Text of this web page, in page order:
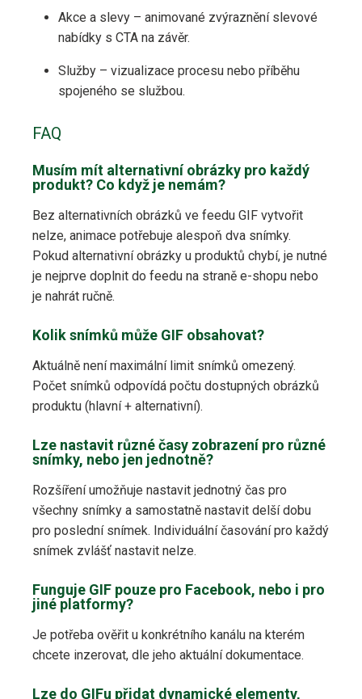
Akce a slevy – animované zvýraznění slevové
nabídky s CTA na závěr.
Služby – vizualizace procesu nebo příběhu
spojeného se službou.
FAQ
Musím mít alternativní obrázky pro každý
produkt? Co když je nemám?
Bez alternativních obrázků ve feedu GIF vytvořit
nelze, animace potřebuje alespoň dva snímky.
Pokud alternativní obrázky u produktů chybí, je nutné
je nejprve doplnit do feedu na straně e-shopu nebo
je nahrát ručně.
Kolik snímků může GIF obsahovat?
Aktuálně není maximální limit snímků omezený.
Počet snímků odpovídá počtu dostupných obrázků
produktu (hlavní + alternativní).
Lze nastavit různé časy zobrazení pro různé
snímky, nebo jen jednotně?
Rozšíření umožňuje nastavit jednotný čas pro
všechny snímky a samostatně nastavit delší dobu
pro poslední snímek. Individuální časování pro každý
snímek zvlášť nastavit nelze.
Funguje GIF pouze pro Facebook, nebo i pro
jiné platformy?
Je potřeba ověřit u konkrétního kanálu na kterém
chcete inzerovat, dle jeho aktuální dokumentace.
Lze do GIFu přidat dynamické elementy,